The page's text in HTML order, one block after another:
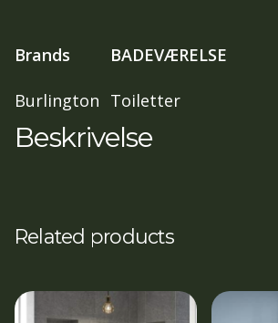
antal
Brands BADEVÆRELSE
Burlington Toiletter
Beskrivelse
Related products